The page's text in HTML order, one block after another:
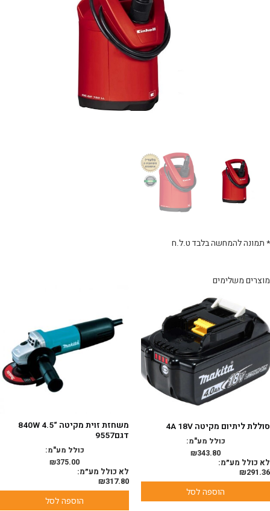
* תמונה להמחשה בלבד ט.ל.ח
מוצרים משלימים
סוללת ליתיום מקיטה 4A 18V
₪343.80
כולל מע"מ:
לא כולל מע״מ:
₪291.36
הוספה לסל
משחזת זוית מקיטה “4.5 840W
דגם9557
₪375.00
כולל מע"מ:
לא כולל מע״מ:
₪317.80
הוספה לסל